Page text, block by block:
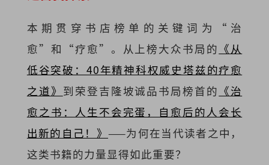
本期贯穿书店榜单的关键词为“治
愈”和“疗愈”。从上榜大众书局的 《从
低谷突破：40年精神科权威史塔兹的疗愈
之道》 到荣登吉隆坡诚品书局榜首的 《治
愈之书：人生不会完蛋，自愈后的人会长
出新的自己！》——为何在当代读者之中，
这类书籍的力量显得如此重要？